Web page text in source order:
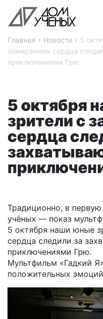
Главная › Новости › 5
замиранием сердца
приключениями Грю.
5 октября
зрители с
сердца
Традиционно, в
учёных — показ
5 октября наши юные
сердца следили за
приключениями Грю.
Мультфильм «Гадкий
положительных